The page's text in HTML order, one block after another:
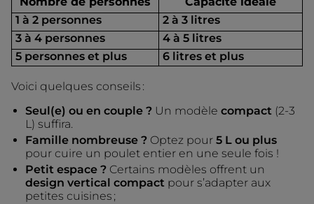
1 à 2 personnes
2 à 3 litres
3 à 4 personnes
4 à 5 litres
5 personnes et plus
6 litres et plus
Voici quelques conseils :
Seul(e) ou en couple ? Un modèle compact (2-3
L) suffira.
Famille nombreuse ? Optez pour 5 L ou plus
pour cuire un poulet entier en une seule fois !
Petit espace ? Certains modèles offrent un
design vertical compact pour s’adapter aux
petites cuisines ;